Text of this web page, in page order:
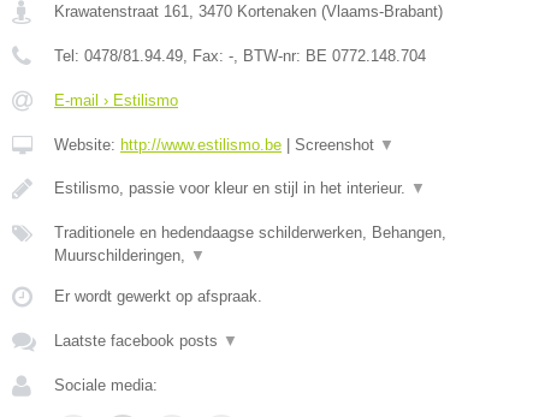
Krawatenstraat 161 3470 Kortenaken (Vlaams-Brabant)
Tel: 0478/81.94.49 , Fax: - , BTW-nr: BE 0772.148.704
E-mail › Estilismo
Website: http://www.estilismo.be Screenshot ▼
Estilismo, passie voor kleur en stijl in het interieur. ▼
Traditionele en hedendaagse schilderwerken, Behangen,
Muurschilderingen,
▼
Er wordt gewerkt op afspraak.
Laatste facebook posts ▼
Sociale media: